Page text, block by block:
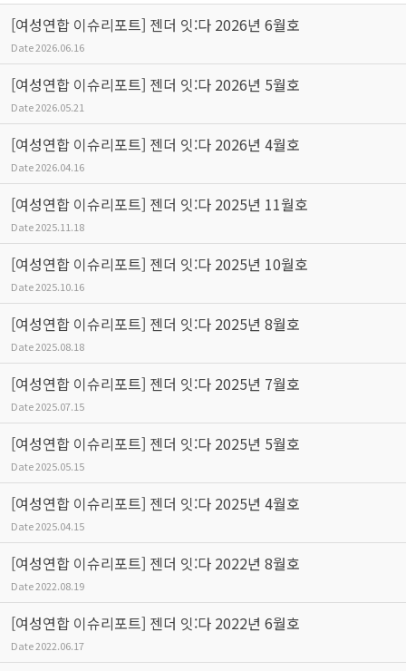
[여성연합 이슈리포트] 젠더 잇:다 2026년 6월호
Date2026.06.16
[여성연합 이슈리포트] 젠더 잇:다 2026년 5월호
Date2026.05.21
[여성연합 이슈리포트] 젠더 잇:다 2026년 4월호
Date2026.04.16
[여성연합 이슈리포트] 젠더 잇:다 2025년 11월호
Date2025.11.18
[여성연합 이슈리포트] 젠더 잇:다 2025년 10월호
Date2025.10.16
[여성연합 이슈리포트] 젠더 잇:다 2025년 8월호
Date2025.08.18
[여성연합 이슈리포트] 젠더 잇:다 2025년 7월호
Date2025.07.15
[여성연합 이슈리포트] 젠더 잇:다 2025년 5월호
Date2025.05.15
[여성연합 이슈리포트] 젠더 잇:다 2025년 4월호
Date2025.04.15
[여성연합 이슈리포트] 젠더 잇:다 2022년 8월호
Date2022.08.19
[여성연합 이슈리포트] 젠더 잇:다 2022년 6월호
Date2022.06.17